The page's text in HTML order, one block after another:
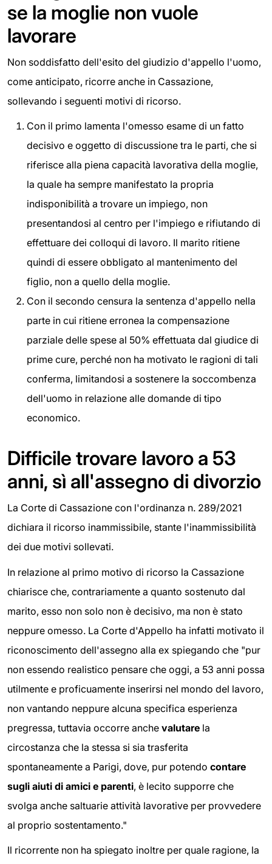
se la moglie non vuole
lavorare
Non soddisfatto dell'esito del giudizio d'appello l'uomo,
come anticipato, ricorre anche in Cassazione,
sollevando i seguenti motivi di ricorso.
Con il primo lamenta l'omesso esame di un fatto
decisivo e oggetto di discussione tra le parti, che si
riferisce alla piena capacità lavorativa della moglie,
la quale ha sempre manifestato la propria
indisponibilità a trovare un impiego, non
presentandosi al centro per l'impiego e rifiutando di
effettuare dei colloqui di lavoro. Il marito ritiene
quindi di essere obbligato al mantenimento del
figlio, non a quello della moglie.
Con il secondo censura la sentenza d'appello nella
parte in cui ritiene erronea la compensazione
parziale delle spese al 50% effettuata dal giudice di
prime cure, perché non ha motivato le ragioni di tali
conferma, limitandosi a sostenere la soccombenza
dell'uomo in relazione alle domande di tipo
economico.
Difficile trovare lavoro a 53
anni, sì all'assegno di divorzio
La Corte di Cassazione con l'ordinanza n. 289/2021
dichiara il ricorso inammissibile, stante l'inammissibilità
dei due motivi sollevati.
In relazione al primo motivo di ricorso la Cassazione
chiarisce che, contrariamente a quanto sostenuto dal
marito, esso non solo non è decisivo, ma non è stato
neppure omesso. La Corte d'Appello ha infatti motivato il
riconoscimento dell'assegno alla ex spiegando che "pur
non essendo realistico pensare che oggi, a 53 anni possa
utilmente e proficuamente inserirsi nel mondo del lavoro,
non vantando neppure alcuna specifica esperienza
pregressa, tuttavia occorre anche valutare la
circostanza che la stessa si sia trasferita
spontaneamente a Parigi, dove, pur potendo contare
sugli aiuti di amici e parenti, è lecito supporre che
svolga anche saltuarie attività lavorative per provvedere
al proprio sostentamento."
Il ricorrente non ha spiegato inoltre per quale ragione, la